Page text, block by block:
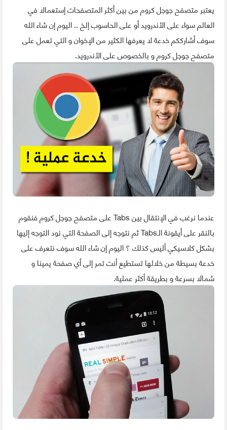
يعتبر متصفح جوجل كروم من بين أكثر المتصفحات إستعمالا في
العالم سواء على الأندرويد أو على الحاسوب إلخ .. اليوم إن شاء الله
سوف أشارككم خدعة لا يعرفها الكثير من الإخوان و التي تعمل على
متصفح جوجل كروم و بالخصوص على الأندرويد.
عندما نرغب في الإنتقال بين Tabs على متصفح جوجل كروم فنقوم
بالنقر على أيقونة الـTabs ثم نتوجه إلى الصفحة التي نود التوجه إليها
بشكل كلاسيكي أليس كذلك ؟ اليوم إن شاء الله سوف نتعرف على
خدعة بسيطة من خلالها تستطيع أنت تمر إلى أي صفحة يمينا و
شمالا بسرعة و بطريقة أكثر عملية.